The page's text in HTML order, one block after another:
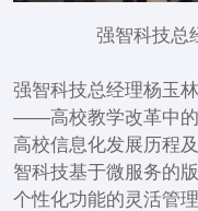
强智科技总
强智科技总经理杨玉
——高校教学改革中的
高校信息化发展历程
智科技基于微服务的
个性化功能的灵活管